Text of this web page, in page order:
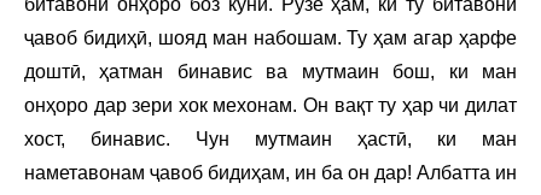
битавонӣ онҳоро боз кунӣ. Рӯзе ҳам, ки ту битавонӣ
ҷавоб бидиҳӣ, шояд ман набошам. Ту ҳам агар ҳарфе
доштӣ, ҳатман бинавис ва мутмаин бош, ки ман
онҳоро дар зери хок мехонам. Он вақт ту ҳар чи дилат
хост, бинавис. Чун мутмаин ҳастӣ, ки ман
наметавонам ҷавоб бидиҳам, ин ба он дар! Албатта ин